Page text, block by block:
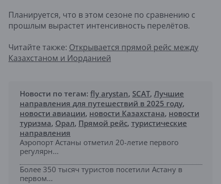
Планируется, что в этом сезоне по сравнению с
прошлым вырастет интенсивность перелётов.
Читайте также: Открывается прямой рейс между
Казахстаном и Иорданией
Новости по тегам: fly arystan, SCAT, Лучшие
направления для путешествий в 2025 году,
новости авиации, новости Казахстана, новости
туризма, Орал, Прямой рейс, туристические
направления
Аэропорт Астаны отметил 20-летие первого
регулярн...
Более 350 тысяч туристов посетили Астану в
первом...